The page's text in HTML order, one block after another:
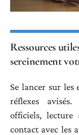
Ressources
sereinement
Se lancer sur les
réflexes
officiels, lecture
contact avec les